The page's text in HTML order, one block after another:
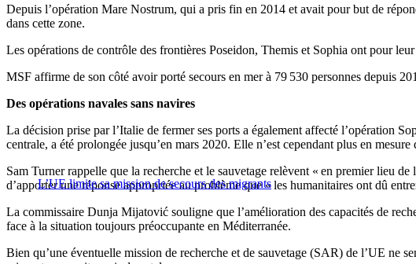
Depuis l’opération Mare Nostrum, qui a pris fin en 2014 et avait pour but de
dans cette zone.
Les opérations de contrôle des frontières Poseidon, Themis et Sophia ont pour
MSF affirme de son côté avoir porté secours en mer à 79 530 personnes depuis
Des opérations navales sans navires
La décision prise par l’Italie de fermer ses ports a également affecté l’opération
centrale, a été prolongée jusqu’en mars 2020. Elle n’est cependant plus en
L’UE limite sa mission de secours des migrants
Sam Turner rappelle que la recherche et le sauvetage relèvent « en premier lieu
d’apporter une réponse appropriée au problème que « les humanitaires ont dû
La commissaire Dunja Mijatović souligne que l’amélioration des capacités de
face à la situation toujours préoccupante en Méditerranée.
Bien qu’une éventuelle mission de recherche et de sauvetage (SAR) de l’UE ne